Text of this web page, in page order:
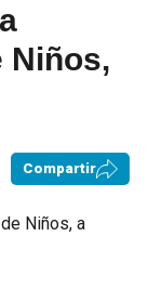
Niños,
Compartir